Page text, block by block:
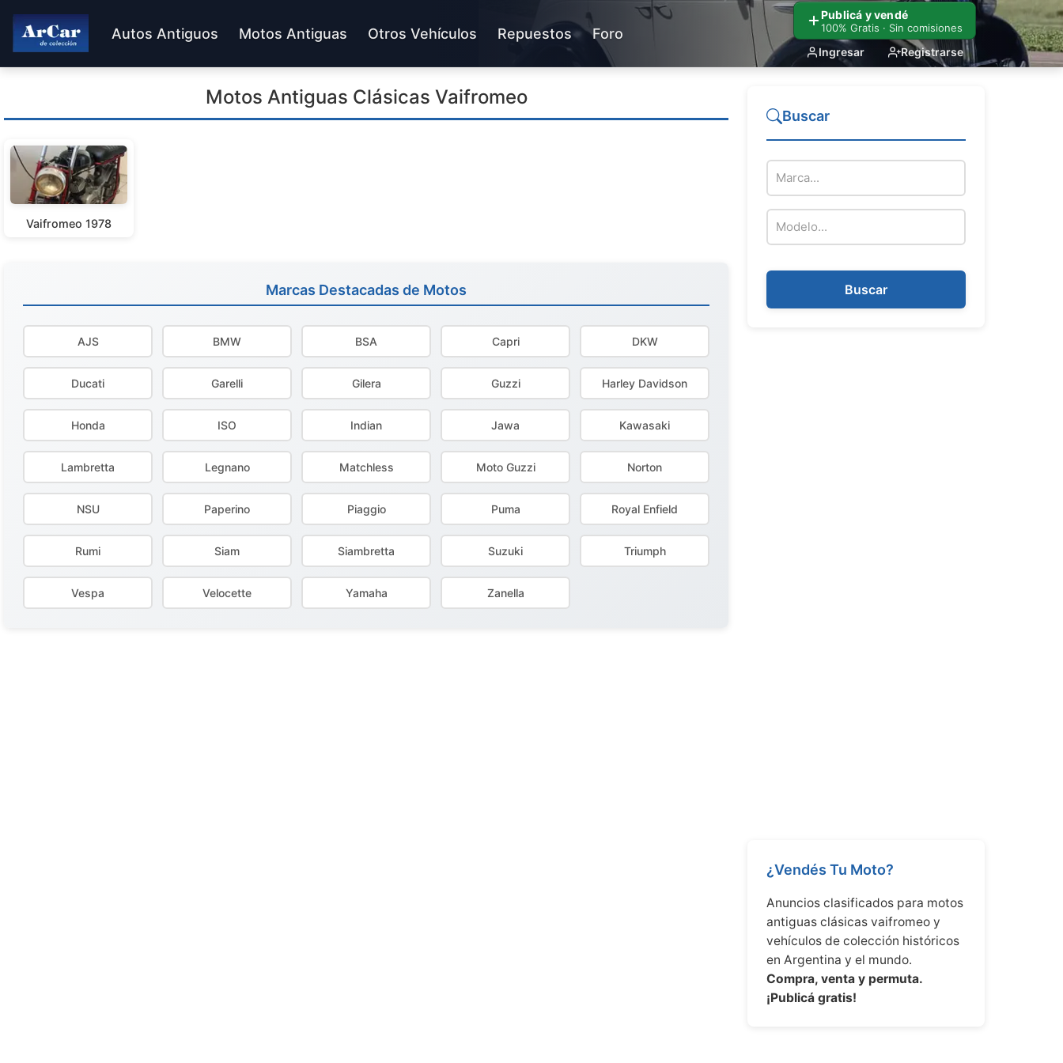
Publicá y vendé
100% Gratis · Sin comisiones
Ingresar Registrarse
Autos Antiguos Motos Antiguas Otros Vehículos Repuestos Foro
Motos Antiguas Clásicas Vaifromeo
Vaifromeo 1978
Marcas Destacadas de Motos
AJS BMW BSA Capri DKW
Ducati Garelli Gilera Guzzi Harley Davidson
Honda ISO Indian Jawa Kawasaki
Lambretta Legnano Matchless Moto Guzzi Norton
NSU Paperino Piaggio Puma Royal Enfield
Rumi Siam Siambretta Suzuki Triumph
Vespa Velocette Yamaha Zanella
Buscar
Buscar
¿Vendés Tu Moto?
Anuncios clasificados para motos
antiguas clásicas vaifromeo y
vehículos de colección históricos
en Argentina y el mundo.
Compra, venta y permuta.
¡Publicá gratis!